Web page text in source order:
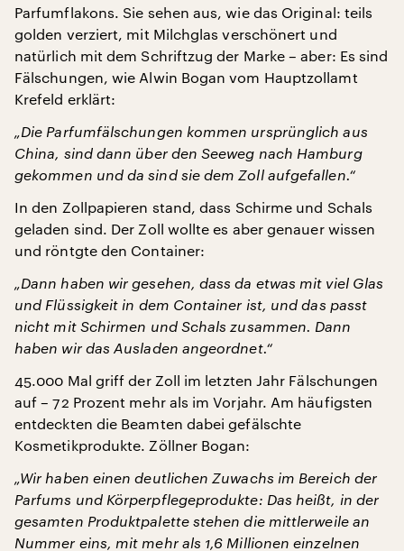
Parfumflakons. Sie sehen aus, wie das Original: teils
golden verziert, mit Milchglas verschönert und
natürlich mit dem Schriftzug der Marke – aber: Es sind
Fälschungen, wie Alwin Bogan vom Hauptzollamt
Krefeld erklärt:
„Die Parfumfälschungen kommen ursprünglich aus
China, sind dann über den Seeweg nach Hamburg
gekommen und da sind sie dem Zoll aufgefallen.“
In den Zollpapieren stand, dass Schirme und Schals
geladen sind. Der Zoll wollte es aber genauer wissen
und röntgte den Container:
„Dann haben wir gesehen, dass da etwas mit viel Glas
und Flüssigkeit in dem Container ist, und das passt
nicht mit Schirmen und Schals zusammen. Dann
haben wir das Ausladen angeordnet.“
45.000 Mal griff der Zoll im letzten Jahr Fälschungen
auf – 72 Prozent mehr als im Vorjahr. Am häufigsten
entdeckten die Beamten dabei gefälschte
Kosmetikprodukte. Zöllner Bogan:
„Wir haben einen deutlichen Zuwachs im Bereich der
Parfums und Körperpflegeprodukte: Das heißt, in der
gesamten Produktpalette stehen die mittlerweile an
Nummer eins, mit mehr als 1,6 Millionen einzelnen